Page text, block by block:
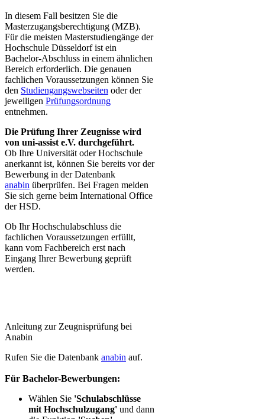
In diesem Fall besitzen Sie die
Masterzugangsberechtigung (MZB).
Für die meisten Masterstudiengänge der
Hochschule Düsseldorf ist ein
Bachelor-Abschluss in einem ähnlichen
Bereich erforderlich. Die genauen
fachlichen Voraussetzungen können Sie
den Studiengangswebseiten oder der
jeweiligen Prüfungsordnung
entnehmen.
Die Prüfung Ihrer Zeugnisse wird
von uni-assist e.V. durchgeführt.
Ob Ihre Universität oder Hochschule
anerkannt ist, können Sie bereits vor der
Bewerbung in der Datenbank
anabin überprüfen. Bei Fragen melden
Sie sich gerne beim International Office
der HSD.
Ob Ihr Hochschulabschluss die
fachlichen Voraussetzungen erfüllt,
kann vom Fachbereich erst nach
Eingang Ihrer Bewerbung geprüft
werden.​
Anleitung zur Zeugnisprüfung​ bei
Anabin
Rufen Sie die Datenbank ana​bin auf.​
Für Bachelor-Bewerbungen:
Wählen Sie 'Schulabschlüsse
mit Hochschulzugang' und dann